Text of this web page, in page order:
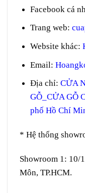
Facebook cá
Trang web:
Website khác:
Email:
Địa chỉ: CỬA
GỖ_CỬA GỖ
phố Hồ Chí
* Hệ thống
Showroom 1: 10/
Môn, TP.HCM.